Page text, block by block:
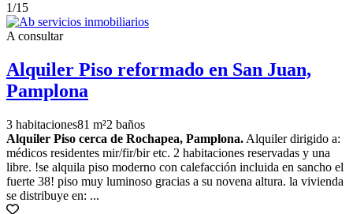
1/15
A consultar
Alquiler Piso reformado en San Juan,
Pamplona
3 habitaciones81 m²2 baños
Alquiler Piso cerca de Rochapea, Pamplona. Alquiler dirigido a:
médicos residentes mir/fir/bir etc. 2 habitaciones reservadas y una
libre. !se alquila piso moderno con calefacción incluida en sancho el
fuerte 38! piso muy luminoso gracias a su novena altura. la vivienda
se distribuye en: ...